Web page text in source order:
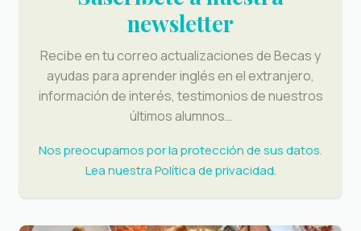
newsletter
Recibe en tu correo actualizaciones de Becas y
ayudas para aprender inglés en el extranjero,
información de interés, testimonios de nuestros
últimos alumnos…
Nos preocupamos por la protección de sus datos.
Lea nuestraPolítica de privacidad.